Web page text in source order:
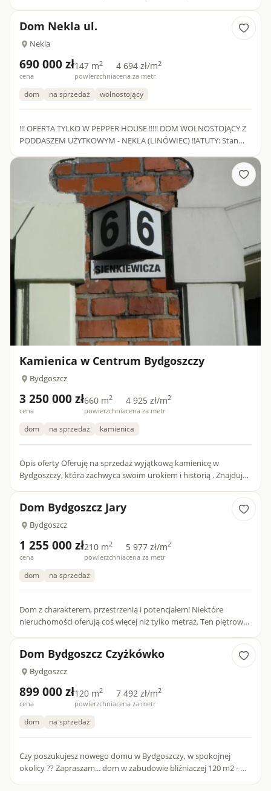
Dom Nekla ul.
Nekla
690 000 zł
cena
147 m2
powierzchnia
4 694 zł/m2
cena za metr
dom na sprzedaż wolnostojący
!!! OFERTA TYLKO W PEPPER HOUSE !!!!! DOM WOLNOSTOJĄCY Z
PODDASZEM UŻYTKOWYM - NEKLA (LINÓWIEC) !!ATUTY: Stan
stolarka dr...
Kamienica w Centrum Bydgoszczy
Bydgoszcz
3 250 000 zł
cena
660 m2
powierzchnia
4 925 zł/m2
cena za metr
dom na sprzedaż kamienica
Opis oferty Oferuję na sprzedaż wyjątkową kamienicę w
Bydgoszczy, która zachwyca swoim urokiem i historią . Znajduje
Dom Bydgoszcz Jary
Bydgoszcz
1 255 000 zł
cena
210 m2
powierzchnia
5 977 zł/m2
cena za metr
dom na sprzedaż
Dom z charakterem, przestrzenią i potencjałem! Niektóre
nieruchomości oferują coś więcej niż tylko metraż. Ten piętrowy
Dom Bydgoszcz Czyżkówko
Bydgoszcz
899 000 zł
cena
120 m2
powierzchnia
7 492 zł/m2
cena za metr
dom na sprzedaż
Czy poszukujesz nowego domu w Bydgoszczy, w spokojnej
okolicy ?? Zapraszam... dom w zabudowie bliźniaczej 120 m2 - w